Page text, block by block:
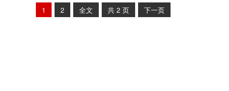
1 2 全文 共 2 页 下一页